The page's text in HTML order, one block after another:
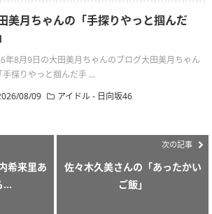
美月ちゃんの「手探りやっと掴んだ
年8月9日の大田美月ちゃんのブログ大田美月ちゃん
手探りやっと掴んだ手 ...
08/09
アイドル - 日向坂46
希来里あ
...
次の記事
佐々木久美さんの「あったかい
ご飯」